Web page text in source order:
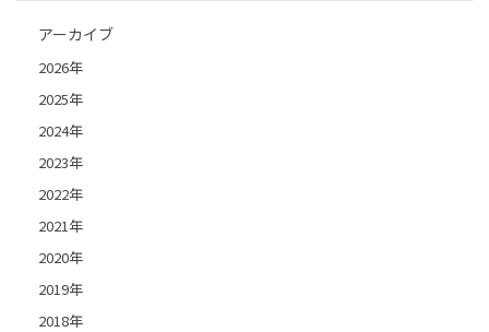
アーカイブ
2026年
2025年
2024年
2023年
2022年
2021年
2020年
2019年
2018年